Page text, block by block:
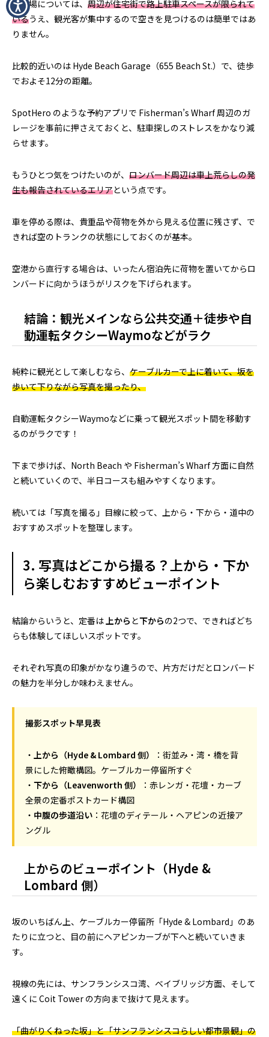
駐車場については、 周辺が住宅街で路上駐車スペースが限られて
いるうえ、観光客が集中するので空きを見つけるのは簡単ではあ
りません。
比較的近いのは Hyde Beach Garage（655 Beach St.）で、徒歩
でおよそ12分の距離。
SpotHero のような予約アプリで Fisherman’s Wharf 周辺のガ
レージを事前に押さえておくと、駐車探しのストレスをかなり減
らせます。
もうひとつ気をつけたいのが、 ロンバード周辺は車上荒らしの発
生も報告されているエリアという点です。
車を停める際は、貴重品や荷物を外から見える位置に残さず、で
きれば空のトランクの状態にしておくのが基本。
空港から直行する場合は、いったん宿泊先に荷物を置いてからロ
ンバードに向かうほうがリスクを下げられます。
結論：観光メインなら公共交通＋徒歩や自
動運転タクシーWaymoなどがラク
純粋に観光として楽しむなら、 ケーブルカーで上に着いて、坂を
歩いて下りながら写真を撮ったり、
自動運転タクシーWaymoなどに乗って観光スポット間を移動す
るのがラクです！
下まで歩けば、North Beach や Fisherman’s Wharf 方面に自然
と続いていくので、半日コースも組みやすくなります。
続いては「写真を撮る」目線に絞って、上から・下から・道中の
おすすめスポットを整理します。
3. 写真はどこから撮る？上から・下か
ら楽しむおすすめビューポイント
結論からいうと、定番は 上から と下からの2つで、できればどち
らも体験してほしいスポットです。
それぞれ写真の印象がかなり違うので、片方だけだとロンバード
の魅力を半分しか味わえません。
撮影スポット早見表
・ 上から（Hyde & Lombard 側）
：街並み・湾・橋を背
景にした俯瞰構図。ケーブルカー停留所すぐ
・ 下から（Leavenworth 側）
：赤レンガ・花壇・カーブ
全景の定番ポストカード構図
・ 中腹の歩道沿い ：花壇のディテール・ヘアピンの近接ア
ングル
上からのビューポイント（Hyde &
Lombard 側）
坂のいちばん上、ケーブルカー停留所「Hyde & Lombard」のあ
たりに立つと、目の前にヘアピンカーブが下へと続いていきま
す。
視線の先には、サンフランシスコ湾、ベイブリッジ方面、そして
遠くに Coit Tower の方向まで抜けて見えます。
「曲がりくねった坂」と「サンフランシスコらしい都市景観」の